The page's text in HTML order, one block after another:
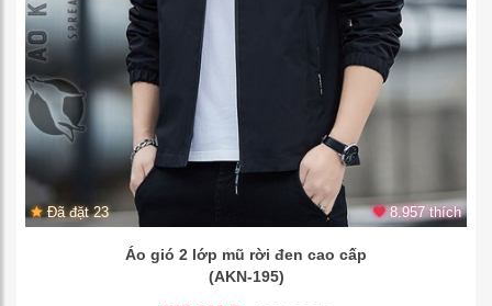
Đã đặt 23 8.957 thích
Áo gió 2 lớp mũ rời đen cao cấp
(AKN-195)